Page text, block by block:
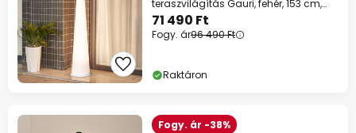
teraszvilágítás Gauri, fehér, 153 cm,
IP44
71 490 Ft
Fogy. ár96 490 Ft
Raktáron
Fogy. ár -38%